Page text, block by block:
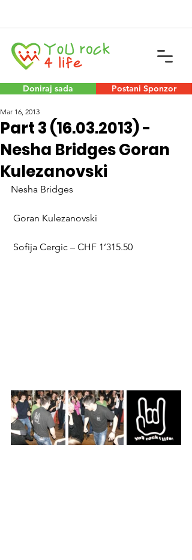
Doniraj sada Postani Sponzor
Part 3 (16.03.2013) -
Nesha Bridges Goran
Kulezanovski
Mar 16, 2013
Nesha Bridges
Goran Kulezanovski
Sofija Cergic – CHF 1’315.50